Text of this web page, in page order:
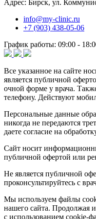
Адрес: Бирск, ул.
info@my-clinic.ru
+7 (903) 438-05-06
График работы: 09:00 -
Все указанное на сайте
является публичной
очной форме у врача.
телефону. Действуют
Персональные данные
никогда не передаются
даете согласие на
Сайт носит
публичной офертой или
Не является публичной
проконсультируйтесь с
Мы используем файлы
нашего сайта. Продолжая
с использованием cookie-